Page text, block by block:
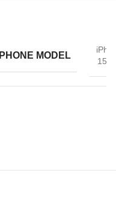
IPHONE MODEL
15